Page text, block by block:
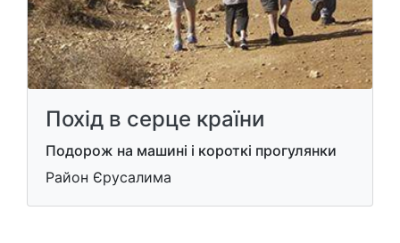
Похід в серце країни
Подорож на машині і короткі прогулянки
Район Єрусалима